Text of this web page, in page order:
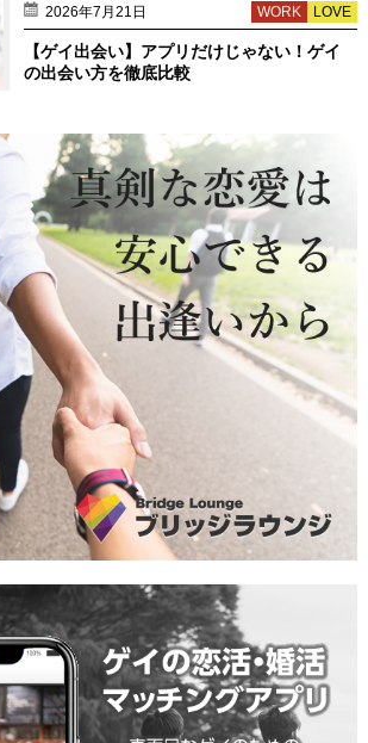
2026年7月21日 LOVE
WORK
【ゲイ出会い】アプリだけじゃない！ゲイ
の出会い方を徹底比較